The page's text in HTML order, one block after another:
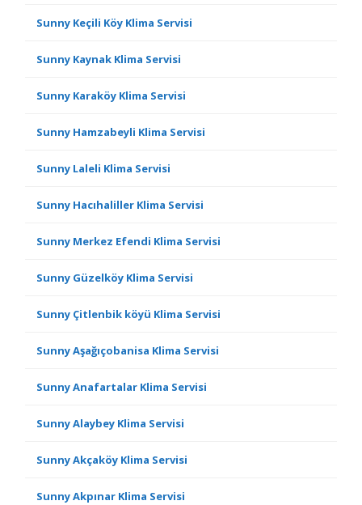
Sunny Keçili Köy Klima Servisi
Sunny Kaynak Klima Servisi
Sunny Karaköy Klima Servisi
Sunny Hamzabeyli Klima Servisi
Sunny Laleli Klima Servisi
Sunny Hacıhaliller Klima Servisi
Sunny Merkez Efendi Klima Servisi
Sunny Güzelköy Klima Servisi
Sunny Çitlenbik köyü Klima Servisi
Sunny Aşağıçobanisa Klima Servisi
Sunny Anafartalar Klima Servisi
Sunny Alaybey Klima Servisi
Sunny Akçaköy Klima Servisi
Sunny Akpınar Klima Servisi